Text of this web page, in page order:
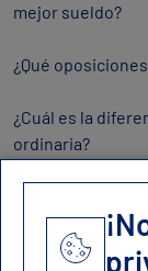
mejor sueldo?
¿Qué
¿Cuál es la
ordinaria?